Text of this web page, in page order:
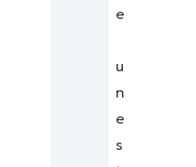
e
u
n
e
s